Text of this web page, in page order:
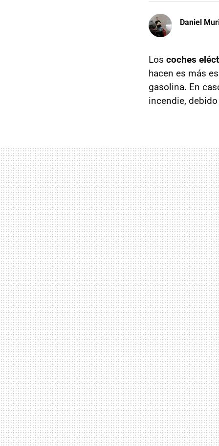
Daniel
Los coches
hacen es más
gasolina. En
incendie,